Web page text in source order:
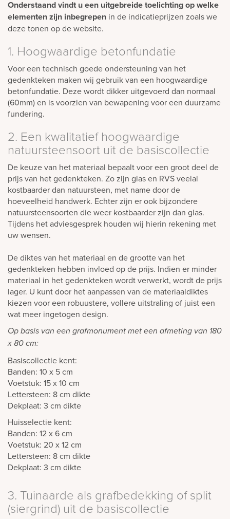
Onderstaand vindt u een uitgebreide toelichting op welke
elementen zijn inbegrepen in de indicatieprijzen zoals we
deze tonen op de website.
1. Hoogwaardige betonfundatie
Voor een technisch goede ondersteuning van het
gedenkteken maken wij gebruik van een hoogwaardige
betonfundatie. Deze wordt dikker uitgevoerd dan normaal
(60mm) en is voorzien van bewapening voor een duurzame
fundering.
2. Een kwalitatief hoogwaardige
natuursteensoort uit de basiscollectie
De keuze van het materiaal bepaalt voor een groot deel de
prijs van het gedenkteken. Zo zijn glas en RVS veelal
kostbaarder dan natuursteen, met name door de
hoeveelheid handwerk. Echter zijn er ook bijzondere
natuursteensoorten die weer kostbaarder zijn dan glas.
Tijdens het adviesgesprek houden wij hierin rekening met
uw wensen.
De diktes van het materiaal en de grootte van het
gedenkteken hebben invloed op de prijs. Indien er minder
materiaal in het gedenkteken wordt verwerkt, wordt de prijs
lager. U kunt door het aanpassen van de materiaaldiktes
kiezen voor een robuustere, vollere uitstraling of juist een
wat meer ingetogen design.
Op basis van een grafmonument met een afmeting van 180
x 80 cm:
Basiscollectie kent:
Banden: 10 x 5 cm
Voetstuk: 15 x 10 cm
Lettersteen: 8 cm dikte
Dekplaat: 3 cm dikte
Huisselectie kent:
Banden: 12 x 6 cm
Voetstuk: 20 x 12 cm
Lettersteen: 8 cm dikte
Dekplaat: 3 cm dikte
3. Tuinaarde als grafbedekking of split
(siergrind) uit de basiscollectie